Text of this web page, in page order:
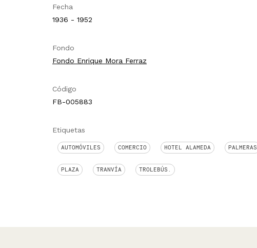
Fecha
1936 - 1952
Fondo
Fondo Enrique Mora Ferraz
Código
FB-005883
Etiquetas
AUTOMÓVILES COMERCIO HOTEL ALAMEDA PALMERAS
PLAZA TRANVÍA TROLEBÚS.